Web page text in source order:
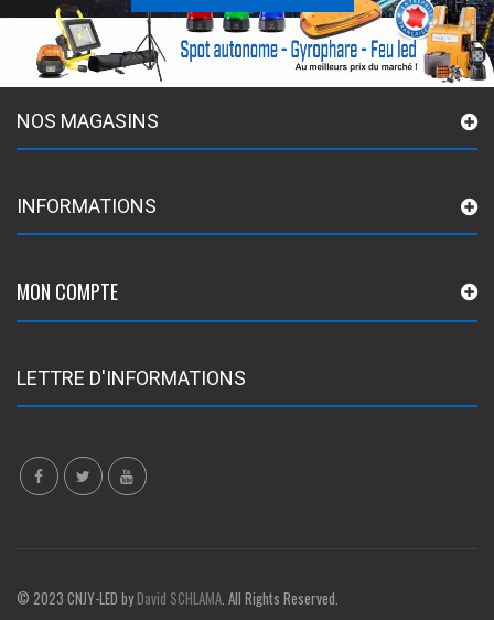
NOS MAGASINS
INFORMATIONS
MON COMPTE
LETTRE D'INFORMATIONS
© 2023 CNJY-LED byDavid SCHLAMA . All Rights Reserved.